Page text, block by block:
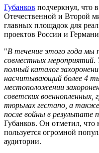
Губанков подчеркнул, что
Отечественной и Второй
главных площадок для
проектов России и
"В течение этого года мы
совместных мероприятий.
полный каталог
насчитывающий более 4
местоположении
советских военнопленных,
тюрьмах гестапо, а
после войны в результате
Губанков. Он отметил, что
пользуется огромной
аудитории.